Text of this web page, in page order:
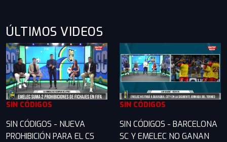
ÚLTIMOS VIDEOS
SIN CÓDIGOS
SIN CÓDIGOS - NUEVA
PROHIBICIÓN PARA EL CS
SIN CÓDIGOS
SIN CÓDIGOS - BARCELONA
SC Y EMELEC NO GANAN